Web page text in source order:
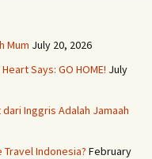
Mum July 20, 2026
Says: GO HOME! July
Inggris Adalah Jamaah
Travel Indonesia? February